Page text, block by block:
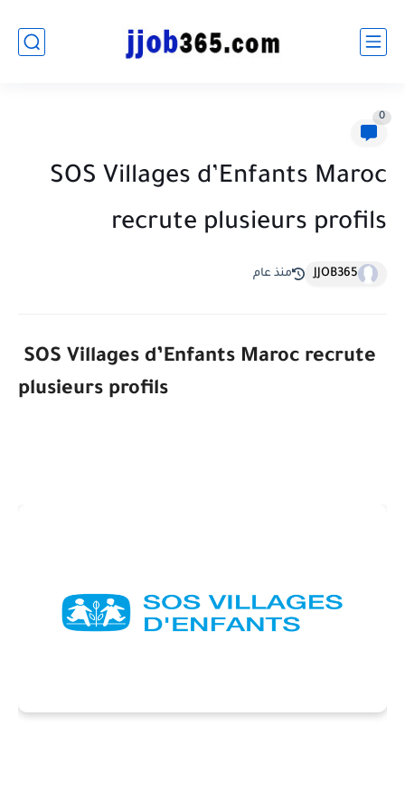
0
SOS Villages d’Enfants Maroc
recrute plusieurs profils
JJOB365 منذ عام
SOS Villages d’Enfants Maroc recrute
plusieurs profils